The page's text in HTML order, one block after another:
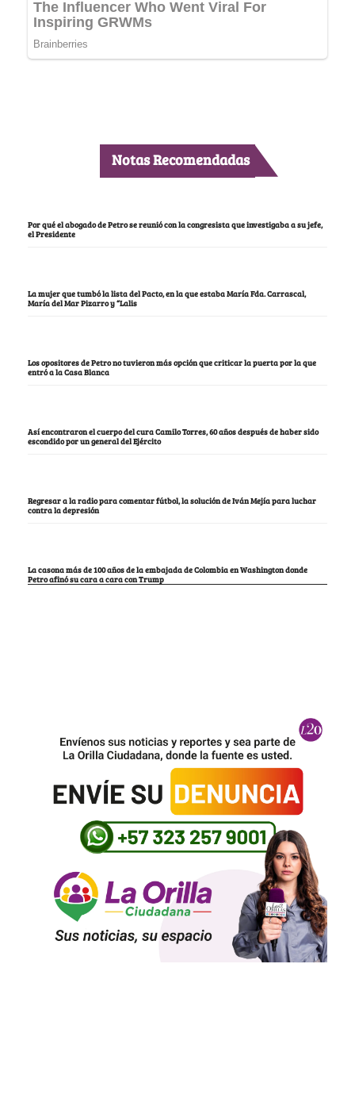
Notas Recomendadas
Por qué el abogado de Petro se reunió con la congresista que investigaba a su jefe,
el Presidente
La mujer que tumbó la lista del Pacto, en la que estaba María Fda. Carrascal,
María del Mar Pizarro y “Lalis
Los opositores de Petro no tuvieron más opción que criticar la puerta por la que
entró a la Casa Blanca
Así encontraron el cuerpo del cura Camilo Torres, 60 años después de haber sido
escondido por un general del Ejército
Regresar a la radio para comentar fútbol, la solución de Iván Mejía para luchar
contra la depresión
La casona más de 100 años de la embajada de Colombia en Washington donde
Petro afinó su cara a cara con Trump